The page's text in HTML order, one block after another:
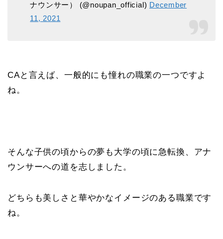
ナウンサー） (@noupan_official) December
11, 2021
CAと言えば、一般的にも憧れの職業の一つですよ
ね。
そんな子供の頃からの夢も大学の頃に急転換、アナ
ウンサーへの道を志しました。
どちらも美しさと華やかなイメージのある職業です
ね。